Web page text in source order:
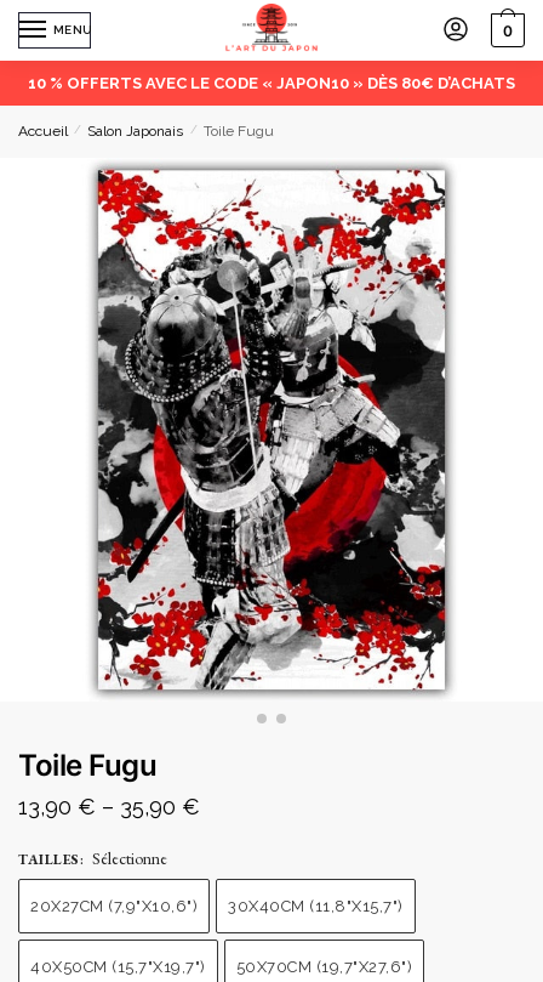
MENU 0
10 % OFFERTS AVEC LE CODE « JAPON10 » DÈS 80€ D’ACHATS
Accueil / Salon Japonais / Toile Fugu
Toile Fugu
13,90 € – 35,90 €
TAILLES: Sélectionne
20X27CM (7,9"X10,6") 30X40CM (11,8"X15,7")
40X50CM (15,7"X19,7") 50X70CM (19,7"X27,6")